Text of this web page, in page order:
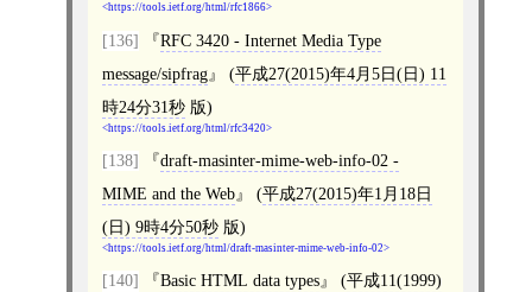
https://tools.ietf.org/html/rfc1866
[136]
RFC 3420 - Internet Media Type
message/sipfrag
(平成27(2015)年4月5日(日) 11
時24分31秒 版)
https://tools.ietf.org/html/rfc3420
[138]
draft-masinter-mime-web-info-02 -
MIME and the Web
(平成27(2015)年1月18日
(日) 9時4分50秒 版)
https://tools.ietf.org/html/draft-masinter-mime-web-info-02
[140] Basic HTML data types (平成11(1999)